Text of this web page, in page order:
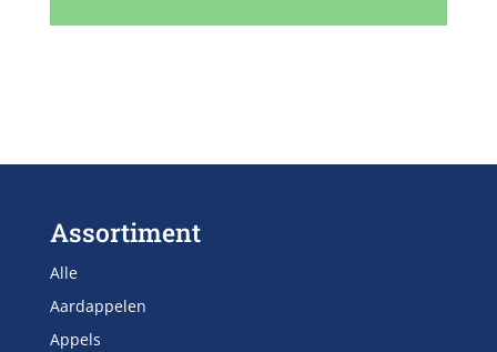
Assortiment
Alle
Aardappelen
Appels